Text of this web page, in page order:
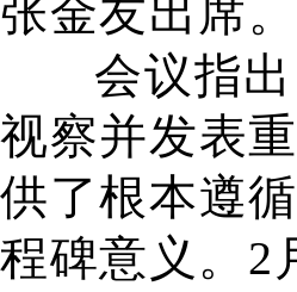
张金友出席
会议指
视察并发表
供了根本遵
程碑意义。2